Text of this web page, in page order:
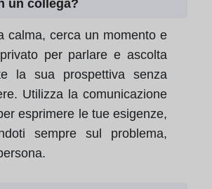
un collega?
calma, cerca un momento e
per parlare e ascolta
la sua prospettiva senza
Utilizza la comunicazione
esprimere le tue esigenze,
sempre sul problema,